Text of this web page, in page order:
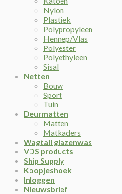
Nylon
Plastiek
Polypropyleen
Hennep/Vlas
Polyester
Polyethyleen
Sisal
Netten
Bouw
Sport
Tuin
Deurmatten
Matten
Matkaders
Wagtail glazenwas
VDS products
Ship Supply
Koopjeshoek
Inloggen
Nieuwsbrief